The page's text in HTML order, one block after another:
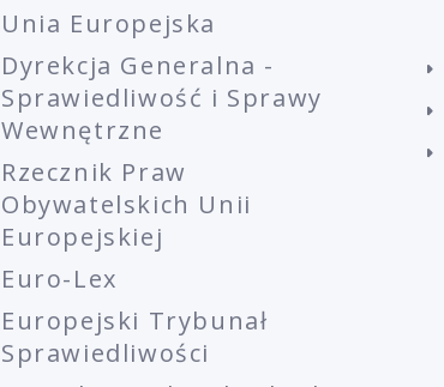
Unia Europejska
Dyrekcja Generalna -
Sprawiedliwość i Sprawy
Wewnętrzne
Rzecznik Praw
Obywatelskich Unii
Europejskiej
Euro-Lex
Europejski Trybunał
Sprawiedliwości